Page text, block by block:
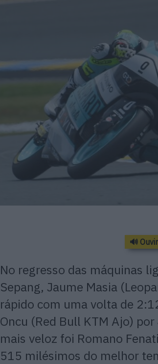
🔊
No regresso das máquinas
Sepang, Jaume Masia
rápido com uma volta de
Oncu (Red Bull KTM Ajo)
mais veloz foi Romano
515 milésimos do melhor